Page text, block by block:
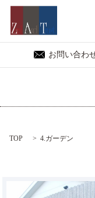
お問い合わ
TOP 4.ガーデン